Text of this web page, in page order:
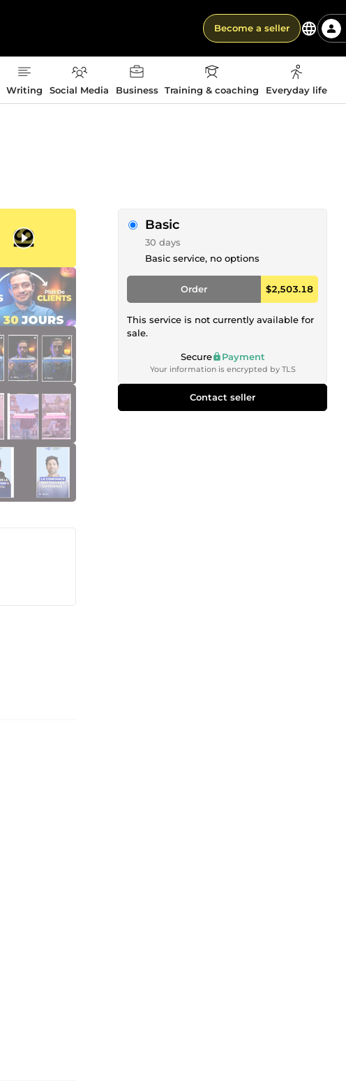
Become a seller
Writing Social Media Business Training & coaching Everyday life
Basic
30 days
Basic service, no options
Order $2,503.18
This service is not currently available for
sale.
Secure Payment
Your information is encrypted by TLS
Contact seller